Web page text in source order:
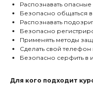
Распознавать
Безопасно общаться в
Распознавать
Безопасно
Применять методы
Сделать свой
Безопасно серфить в
Для кого подходит